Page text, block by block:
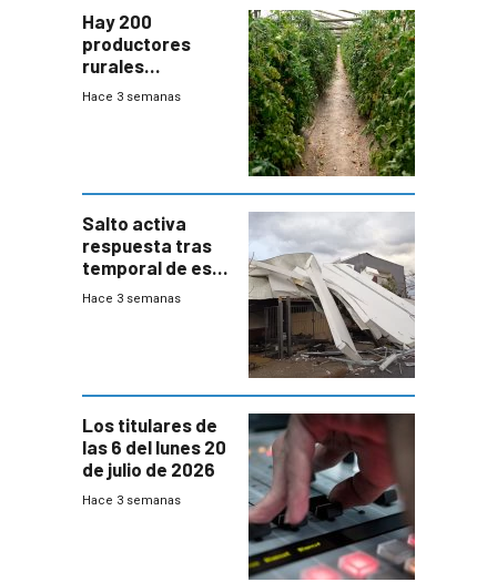
Hay 200
productores
rurales
afectados tras
Hace 3 semanas
Salto activa
respuesta tras
temporal de este
sábado con
Hace 3 semanas
Los titulares de
las 6 del lunes 20
de julio de 2026
Hace 3 semanas